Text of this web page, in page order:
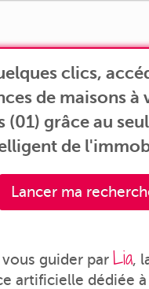
clics,
de maisons à
(01) grâce au
de
Lancer ma
vous guider par Lia,
artificielle dédiée